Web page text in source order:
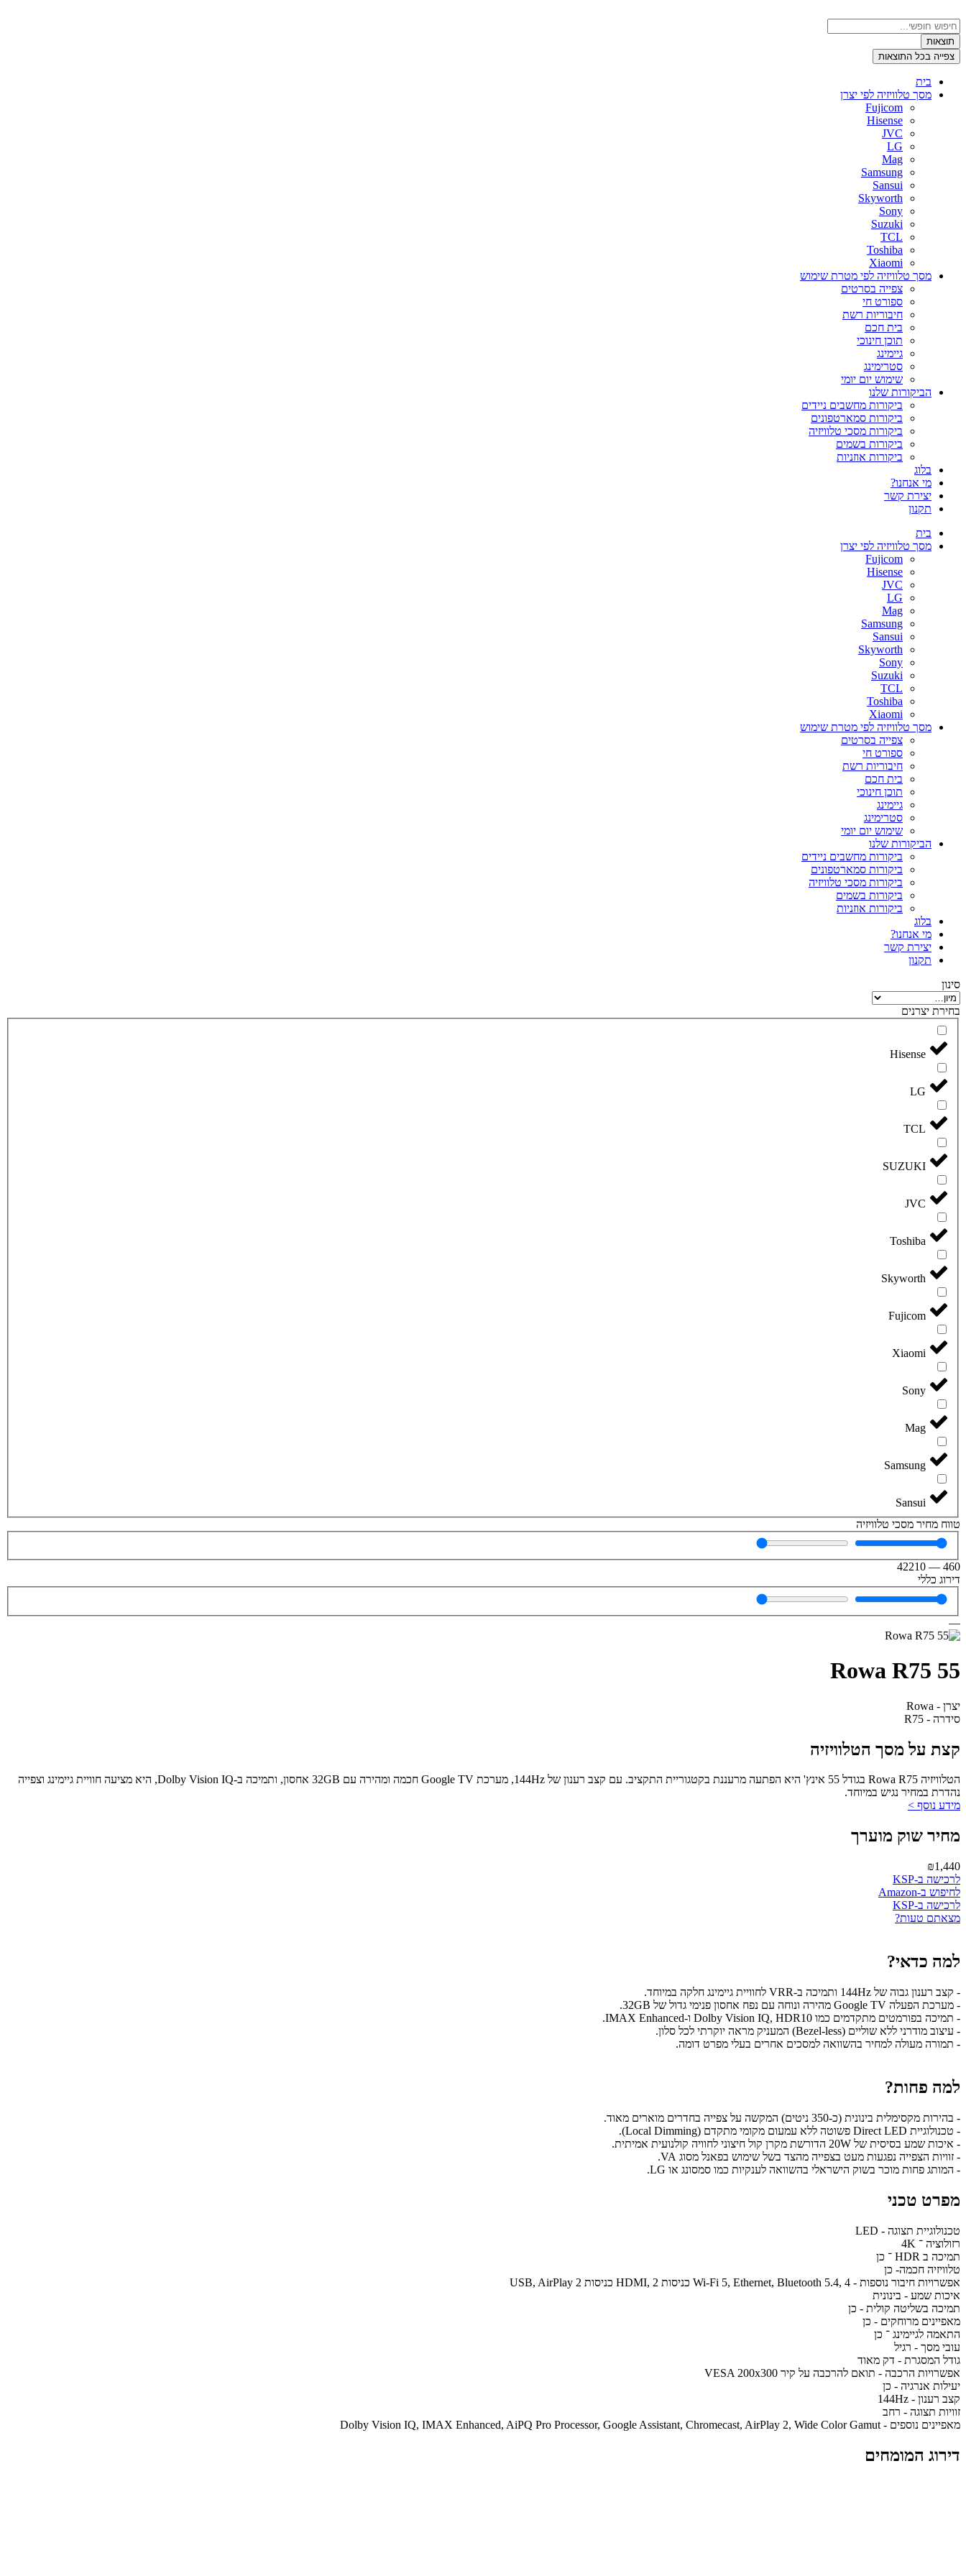
לתוכן
Search
...תוצאות
צפייה בכל התוצאות
בית
מסך טלוויזיה לפי יצרן
Fujicom
Hisense
JVC
LG
Mag
Samsung
Sansui
Skyworth
Sony
Suzuki
TCL
Toshiba
Xiaomi
מסך טלוויזיה לפי מטרת שימוש
צפייה בסרטים
ספורט חי
חיבוריות רשת
בית חכם
תוכן חינוכי
גיימינג
סטרימינג
שימוש יום יומי
הביקורות שלנו
ביקורות מחשבים ניידים
ביקורות סמארטפונים
ביקורות מסכי טלוויזיה
ביקורות בשמים
ביקורות אוזניות
בלוג
מי אנחנו?
יצירת קשר
תקנון
בית
מסך טלוויזיה לפי יצרן
Fujicom
Hisense
JVC
LG
Mag
Samsung
Sansui
Skyworth
Sony
Suzuki
TCL
Toshiba
Xiaomi
מסך טלוויזיה לפי מטרת שימוש
צפייה בסרטים
ספורט חי
חיבוריות רשת
בית חכם
תוכן חינוכי
גיימינג
סטרימינג
שימוש יום יומי
הביקורות שלנו
ביקורות מחשבים ניידים
ביקורות סמארטפונים
ביקורות מסכי טלוויזיה
ביקורות בשמים
ביקורות אוזניות
בלוג
מי אנחנו?
יצירת קשר
תקנון
סינון
בחירת יצרנים
Hisense
LG
TCL
SUZUKI
JVC
Toshiba
Skyworth
Fujicom
Xiaomi
Sony
Mag
Samsung
Sansui
טווח מחיר מסכי טלוויזיה
460
—
42210
דירוג כללי
—
Rowa R75 55
יצרן - Rowa
סידרה - R75
קצת על מסך הטלוויזיה
הטלוויזיה Rowa R75 בגודל 55 אינץ' היא הפתעה מרעננת בקטגוריית התקציב. עם קצב רענון של 144Hz, מערכת Google TV חכמה ומהירה עם 32GB אחסון, ותמיכה ב-Dolby Vision IQ, היא מציעה חוויית גיימינג וצפייה
נהדרת במחיר נגיש במיוחד.
מידע נוסף >
מחיר שוק מוערך
₪1,440
לרכישה ב-KSP
לחיפוש ב-Amazon
לרכישה ב-KSP
מצאתם טעות?
למה כדאי?
- קצב רענון גבוה של 144Hz ותמיכה ב-VRR לחוויית גיימינג חלקה במיוחד.
- מערכת הפעלה Google TV מהירה ונוחה עם נפח אחסון פנימי גדול של 32GB.
- תמיכה בפורמטים מתקדמים כמו Dolby Vision IQ, HDR10 ו-IMAX Enhanced.
- עיצוב מודרני ללא שוליים (Bezel-less) המעניק מראה יוקרתי לכל סלון.
- תמורה מעולה למחיר בהשוואה למסכים אחרים בעלי מפרט דומה.
למה פחות?
- בהירות מקסימלית בינונית (כ-350 ניטים) המקשה על צפייה בחדרים מוארים מאוד.
- טכנולוגיית Direct LED פשוטה ללא עמעום מקומי מתקדם (Local Dimming).
- איכות שמע בסיסית של 20W הדורשת מקרן קול חיצוני לחוויה קולנועית אמיתית.
- זוויות הצפייה נפגעות מעט בצפייה מהצד בשל שימוש בפאנל מסוג VA.
- המותג פחות מוכר בשוק הישראלי בהשוואה לענקיות כמו סמסונג או LG.
מפרט טכני
טכנולוגיית תצוגה - LED
רזולוציה ־ 4K
תמיכה ב HDR ־ כן
טלוויזיה חכמה- כן
אפשרויות חיבור נוספות - Wi-Fi 5, Ethernet, Bluetooth 5.4, 4 כניסות HDMI, 2 כניסות USB, AirPlay 2
איכות שמע - בינונית
תמיכה בשליטה קולית - כן
מאפיינים מרוחקים - כן
התאמה לגיימינג ־ כן
עובי מסך - רגיל
גודל המסגרת - דק מאוד
אפשרויות הרכבה - תואם להרכבה על קיר VESA 200x300
יעילות אנרגיה - כן
קצב רענון - 144Hz
זוויות תצוגה - רחב
מאפיינים נוספים - Dolby Vision IQ, IMAX Enhanced, AiPQ Pro Processor, Google Assistant, Chromecast, AirPlay 2, Wide Color Gamut
דירוג המומחים